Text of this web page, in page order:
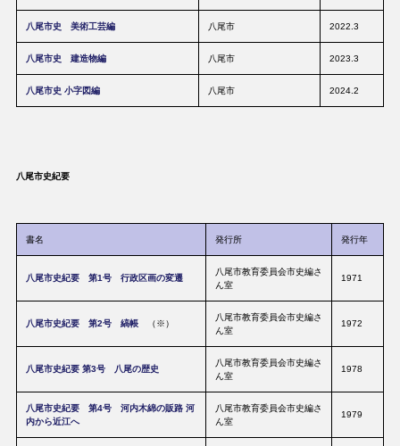
八尾市史 美術工芸編 八尾市 2022.3
八尾市史 建造物編 八尾市 2023.3
八尾市史 小字図編 八尾市 2024.2
八尾市史紀要
書名 発行所 発行年
八尾市史紀要 第1号 行政区画の変遷
八尾市教育委員会市史編さ
ん室
1971
八尾市史紀要 第2号 縞帳 （※）
八尾市教育委員会市史編さ
ん室
1972
八尾市史紀要 第3号 八尾の歴史
八尾市教育委員会市史編さ
ん室
1978
八尾市史紀要 第4号 河内木綿の販路 河
内から近江へ
八尾市教育委員会市史編さ
ん室
1979